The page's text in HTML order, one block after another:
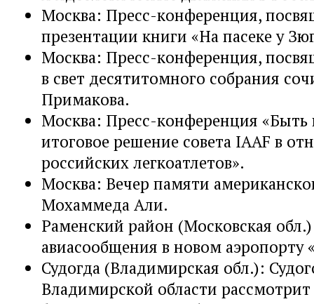
Москва: Пресс-конференция,
презентации книги «На пасеке у
Москва: Пресс-конференция,
в свет десятитомного собрания
Примакова.
Москва: Пресс-конференция
итоговое решение совета IAAF в
российских легкоатлетов».
Москва: Вечер памяти
Мохаммеда Али.
Раменский район (Московская
авиасообщения в новом аэропорту
Судогда (Владимирская обл.):
Владимирской области рассмотрит